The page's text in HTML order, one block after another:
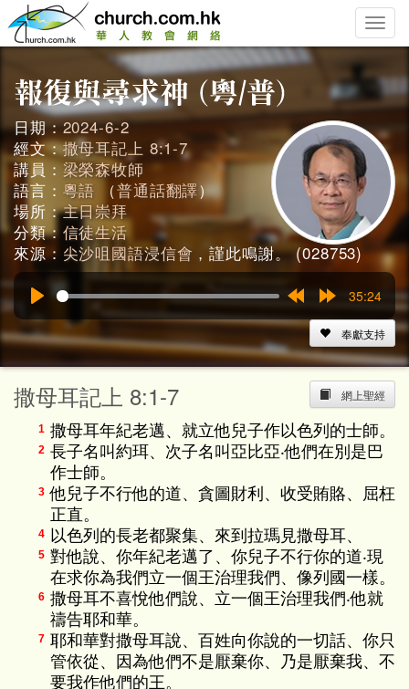
Toggle
日期：2024-6-2
經文：撒母耳記上 8:1-7
講員：梁榮森牧師
語言： 粵語 （普通話翻譯）
場所：主日崇拜
分類： 信徒生活
來源： 尖沙咀國語浸信會 ，謹此鳴謝。 (028753)
15s
15s
35:24
奉獻支持
網上聖經
撒母耳記上 8:1-7
1 撒母耳年紀老邁、就立他兒子作以色列的士師。
2 長子名叫約珥、次子名叫亞比亞‧他們在別是巴
作士師。
3 他兒子不行他的道、貪圖財利、收受賄賂、屈枉
正直。
4 以色列的長老都聚集、來到拉瑪見撒母耳、
5 對他說、你年紀老邁了、你兒子不行你的道‧現
在求你為我們立一個王治理我們、像列國一樣。
6 撒母耳不喜悅他們說、立一個王治理我們‧他就
禱告耶和華。
7 耶和華對撒母耳說、百姓向你說的一切話、你只
管依從、因為他們不是厭棄你、乃是厭棄我、不
要我作他們的王。